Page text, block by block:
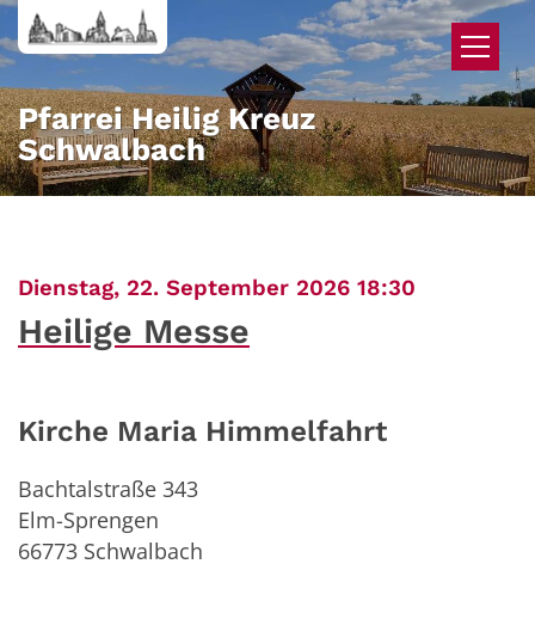
Zum Inhalt springen
Pfarrei Heilig Kreuz
Schwalbach
Dienstag, 22. September 2026 18:30
Heilige Messe
Kirche Maria Himmelfahrt
Bachtalstraße 343
Elm-Sprengen
66773 Schwalbach